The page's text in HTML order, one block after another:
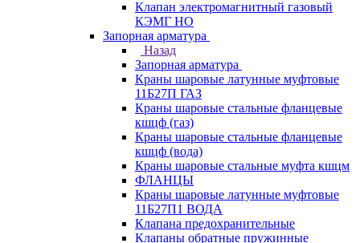
Клапан электромагнитный газовый
КЭМГ НО
Запорная арматура
Назад
Запорная арматура
Краны шаровые латунные муфтовые
11Б27П ГАЗ
Краны шаровые стальные фланцевые
кшцф (газ)
Краны шаровые стальные фланцевые
кшцф (вода)
Краны шаровые стальные муфта кшцм
ФЛАНЦЫ
Краны шаровые латунные муфтовые
11Б27П1 ВОДА
Клапана предохранительные
Клапаны обратные пружинные